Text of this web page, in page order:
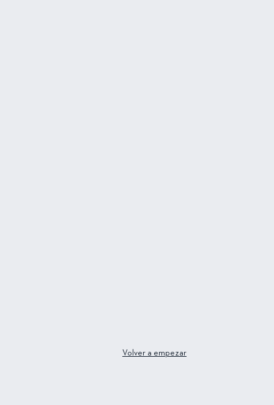
Volver a empezar